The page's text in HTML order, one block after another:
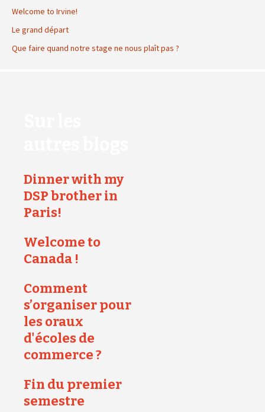
Welcome to Irvine!
Le grand départ
Que faire quand notre stage ne nous plaît pas ?
Dinner with my
DSP brother in
Paris!
Welcome to
Canada !
Comment
s’organiser pour
les oraux
d'écoles de
commerce ?
Fin du premier
semestre